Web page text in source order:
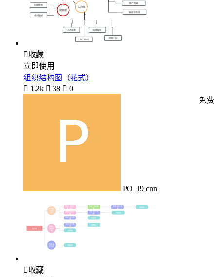
收藏
立即使用
组织结构图（花式）
 1.2k  38  0
PO_J9Icnn
免费
收藏